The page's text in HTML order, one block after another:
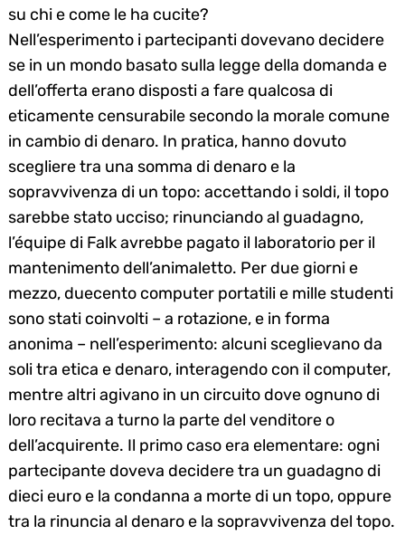
su chi e come le ha cucite?
Nell’esperimento i partecipanti dovevano decidere
se in un mondo basato sulla legge della domanda e
dell’offerta erano disposti a fare qualcosa di
eticamente censurabile secondo la morale comune
in cambio di denaro. In pratica, hanno dovuto
scegliere tra una somma di denaro e la
sopravvivenza di un topo: accettando i soldi, il topo
sarebbe stato ucciso; rinunciando al guadagno,
l’équipe di Falk avrebbe pagato il laboratorio per il
mantenimento dell’animaletto. Per due giorni e
mezzo, duecento computer portatili e mille studenti
sono stati coinvolti – a rotazione, e in forma
anonima – nell’esperimento: alcuni sceglievano da
soli tra etica e denaro, interagendo con il computer,
mentre altri agivano in un circuito dove ognuno di
loro recitava a turno la parte del venditore o
dell’acquirente. Il primo caso era elementare: ogni
partecipante doveva decidere tra un guadagno di
dieci euro e la condanna a morte di un topo, oppure
tra la rinuncia al denaro e la sopravvivenza del topo.
for: